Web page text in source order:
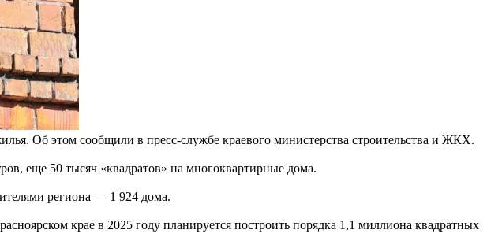
Об этом сообщили в пресс-службе краевого министерства строительства и ЖКХ.
еще 50 тысяч «квадратов» на многоквартирные дома.
региона — 1 924 дома.
крае в 2025 году планируется построить порядка 1,1 миллиона квадратных